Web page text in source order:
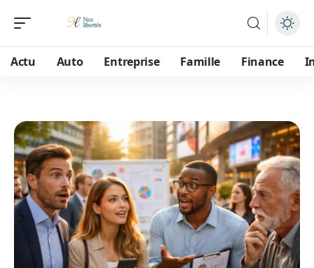
Actu Auto Entreprise Famille Finance